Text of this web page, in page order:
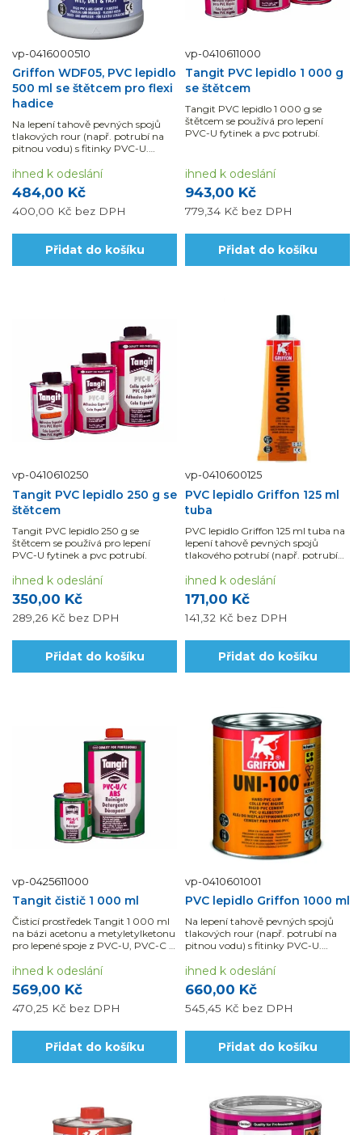
vp-0416000510
Griffon WDF05, PVC lepidlo
500 ml se štětcem pro flexi
hadice
Na lepení tahově pevných spojů
tlakových rour (např. potrubí na
pitnou vodu) s fitinky PVC-U.
dobře potřepejte. Pro kvalitní
lepený spoj je nutné použít čistič,...
484,00 Kč
400,00 Kč bez DPH
ihned k odeslání
Přidat do košíku
vp-0410611000
Tangit PVC lepidlo 1 000 g
se štětcem
Tangit PVC lepidlo 1 000 g se
štětcem se používá pro lepení
PVC-U fytinek a pvc potrubí.
943,00 Kč
779,34 Kč bez DPH
ihned k odeslání
Přidat do košíku
vp-0410610250
Tangit PVC lepidlo 250 g se
štětcem
Tangit PVC lepidlo 250 g se
štětcem se používá pro lepení
PVC-U fytinek a pvc potrubí.
350,00 Kč
289,26 Kč bez DPH
ihned k odeslání
Přidat do košíku
vp-0410600125
PVC lepidlo Griffon 125 ml
tuba
PVC lepidlo Griffon 125 ml tuba na
lepení tahově pevných spojů
tlakového potrubí (např. potrubí
171,00 Kč
141,32 Kč bez DPH
ihned k odeslání
Přidat do košíku
vp-0425611000
Tangit čistič 1 000 ml
Čisticí prostředek Tangit 1 000 ml
na bázi acetonu a metyletylketonu
pro lepené spoje z PVC-U, PVC-C a
569,00 Kč
470,25 Kč bez DPH
ihned k odeslání
Přidat do košíku
vp-0410601001
PVC lepidlo Griffon 1000 ml
Na lepení tahově pevných spojů
tlakových rour (např. potrubí na
pitnou vodu) s fitinky PVC-U.
dobře protřepejte.
660,00 Kč
545,45 Kč bez DPH
ihned k odeslání
Přidat do košíku